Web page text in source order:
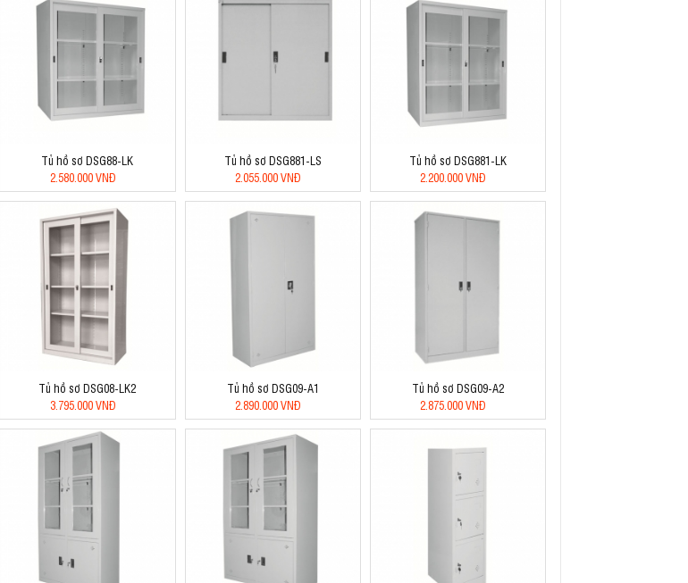
Tủ hồ sơ DSG88-LK
2.580.000 VNĐ
Tủ hồ sơ DSG881-LS
2.055.000 VNĐ
Tủ hồ sơ DSG881-LK
2.200.000 VNĐ
Tủ hồ sơ DSG08-LK2
3.795.000 VNĐ
Tủ hồ sơ DSG09-A1
2.890.000 VNĐ
Tủ hồ sơ DSG09-A2
2.875.000 VNĐ